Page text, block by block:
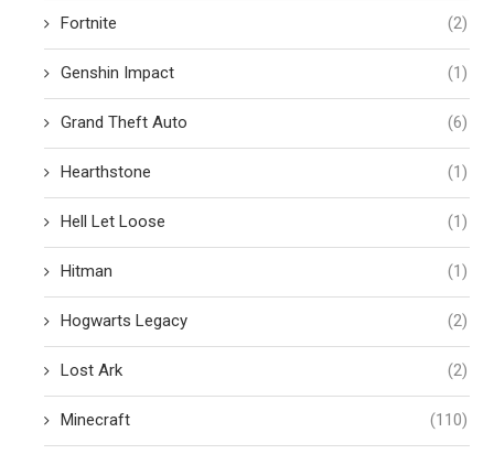
Fortnite (2)
Genshin Impact (1)
Grand Theft Auto (6)
Hearthstone (1)
Hell Let Loose (1)
Hitman (1)
Hogwarts Legacy (2)
Lost Ark (2)
Minecraft (110)